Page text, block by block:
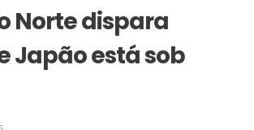
Norte dispara
Japão está sob